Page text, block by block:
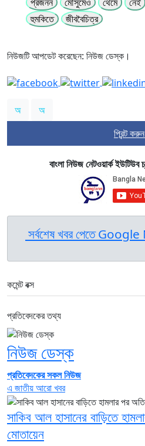
হুমকিতে
জীববৈচিত্র
নিউজটি আপডেট করেছেন: নিউজ ডেস্ক।
অ
অ
প্রিন্ট
বাংলা নিউজ নেটওয়ার্ক ইউটিউব
সর্বশেষ খবর পেতে
কমেন্ট বক্স
প্রতিবেদকের তথ্য
নিউজ ডেস্ক
প্রতিবেদকের সকল নিউজ
এ জাতীয় আরো খবর
সাকিব আল হাসানের বাড়িতে
মোতায়েন